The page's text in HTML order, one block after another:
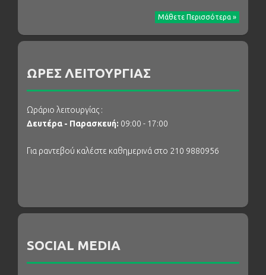
Μάθετε Περισσότερα »
ΩΡΕΣ ΛΕΙΤΟΥΡΓΙΑΣ
Ωράριο λειτουργίας :
Δευτέρα - Παρασκευή: 09:00 - 17:00
Για ραντεβού καλέστε καθημερινά στο 210 9880956
SOCIAL MEDIA